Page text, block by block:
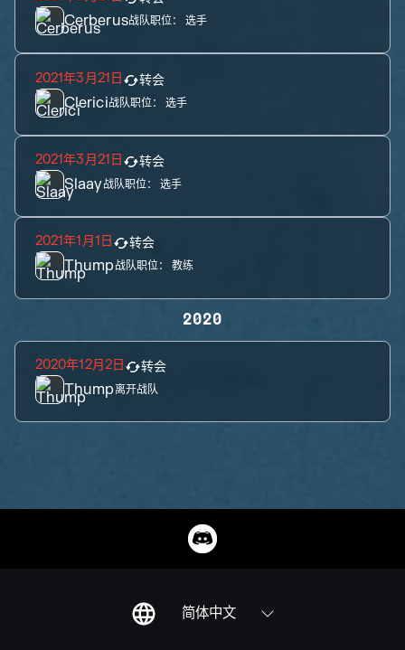
Cerberus战队职位： 选手
2021年3月21日 转会
Clerici战队职位： 选手
2021年3月21日 转会
Slaay战队职位： 选手
2021年1月1日 转会
Thump战队职位： 教练
2020
2020年12月2日 转会
Thump离开战队
简体中文